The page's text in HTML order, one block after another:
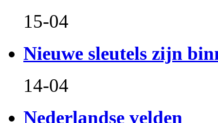
15-04
Nieuwe sleutels zijn
14-04
Nederlandse velden